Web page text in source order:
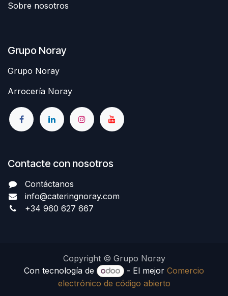
Sobre nosotros
Grupo Noray
Grupo Noray
Arrocería Noray
Contacte con nosotros
Contáctanos
info@cateringnoray.com
+34 960 627 667
Copyright © Grupo Noray
Con tecnología de
- El mejorComercio
electrónico de código abierto